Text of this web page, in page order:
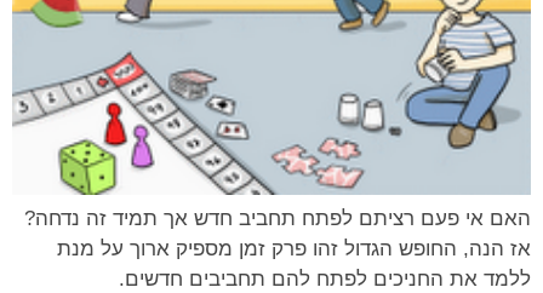
האם אי פעם רציתם לפתח תחביב חדש אך תמיד זה נדחה?
אז הנה, החופש הגדול זהו פרק זמן מספיק ארוך על מנת
ללמד את החניכים לפתח להם תחביבים חדשים.